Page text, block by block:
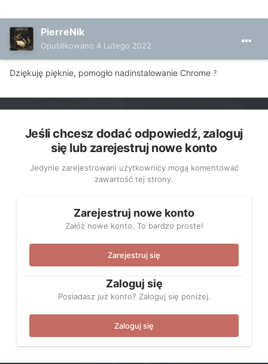
PierreNik
Opublikowano 4 Lutego 2022
Dziękuję pięknie, pomogło nadinstalowanie Chrome ?
Jeśli chcesz dodać odpowiedź, zaloguj
się lub zarejestruj nowe konto
Jedynie zarejestrowani użytkownicy mogą komentować
zawartość tej strony.
Zarejestruj nowe konto
Załóż nowe konto. To bardzo proste!
Zarejestruj się
Zaloguj się
Posiadasz już konto? Zaloguj się poniżej.
Zaloguj się